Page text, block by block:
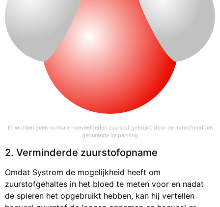
Er worden geen normale hoeveelheden zuurstof gebruikt door de mitochondriën
gedurende inspanning
2. Verminderde zuurstofopname
Omdat Systrom de mogelijkheid heeft om
zuurstofgehaltes in het bloed te meten voor en nadat
de spieren het opgebruikt hebben, kan hij vertellen